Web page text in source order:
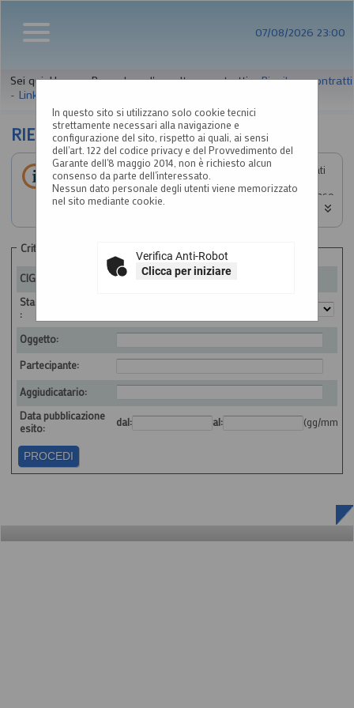
07/08/2026 23:00
Sei qui: Home»Procedure d'appalto e contratti»Riepilogo contratti
- Link BDNCP
In questo sito si utilizzano solo cookie tecnici
strettamente necessari alla navigazione e
configurazione del sito, rispetto ai quali, ai sensi
dell'art. 122 del codice privacy e del Provvedimento del
Garante dell'8 maggio 2014, non è richiesto alcun
consenso da parte dell'interessato.
Nessun dato personale degli utenti viene memorizzato
nel sito mediante cookie.
Verifica Anti-Robot
Clicca per iniziare
RIEPILOGO CONTRATTI
Informazioni relative alla trasparenza sugli appalti affidati
secondo il D.Lgs. 36/2023.
Impostare un criterio di ricerca per consultare i dati. In caso
di estrazione di almeno un'occorrenza, è disponibile sul
orizzontale, si consiglia di utilizzare le frecce destra e
sinistra della tastiera, oppure di tenere premuto lo scroll
orizzontale.
Criteri di ricerca
CIG:
Stazione appaltante
:
Oggetto:
Partecipante:
Aggiudicatario:
Data pubblicazione
esito:
dal: al: (gg/mm/